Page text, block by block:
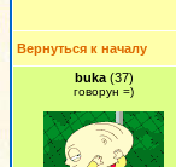
Вернуться к началу
buka(37)
говорун =)